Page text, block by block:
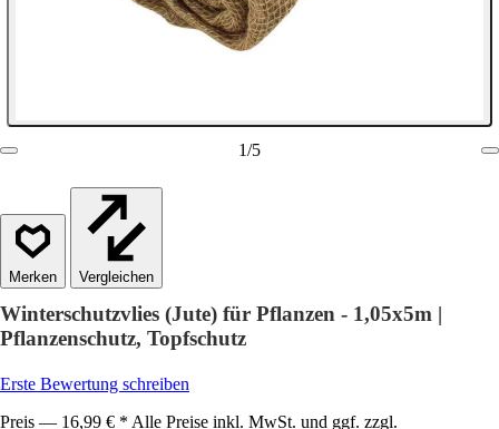
1/5
Vergleichen
Winterschutzvlies (Jute) für Pflanzen - 1,05x5m |
Pflanzenschutz, Topfschutz
Erste Bewertung schreiben
Preis — 16,99 € * Alle Preise inkl. MwSt. und ggf. zzgl.